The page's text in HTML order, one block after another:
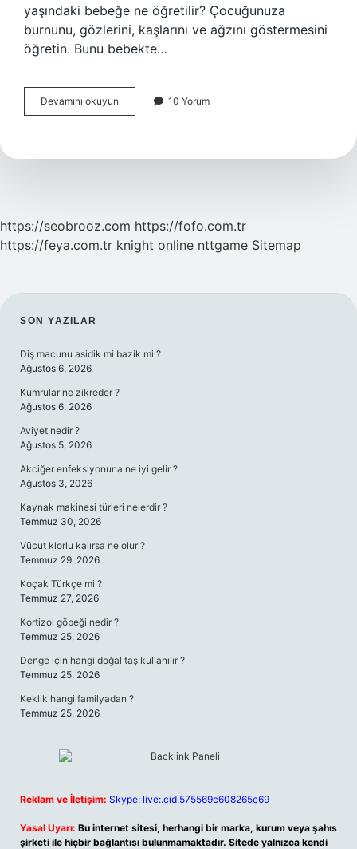
yaşındaki bebeğe ne öğretilir? Çocuğunuza
burnunu, gözlerini, kaşlarını ve ağzını göstermesini
öğretin. Bunu bebekte…
Devamını okuyun
Aylık
Için
10 Yorum
https://seobrooz.com https://fofo.com.tr
https://feya.com.tr knight online nttgame Sitemap
SIDEBAR
SON YAZILAR
Diş macunu asidik mi bazik mi ?
Ağustos 6, 2026
Kumrular ne zikreder ?
Ağustos 6, 2026
Aviyet nedir ?
Ağustos 5, 2026
Akciğer enfeksiyonuna ne iyi gelir ?
Ağustos 3, 2026
Kaynak makinesi türleri nelerdir ?
Temmuz 30, 2026
Vücut klorlu kalırsa ne olur ?
Temmuz 29, 2026
Koçak Türkçe mi ?
Temmuz 27, 2026
Kortizol göbeği nedir ?
Temmuz 25, 2026
Denge için hangi doğal taş kullanılır ?
Temmuz 25, 2026
Keklik hangi familyadan ?
Temmuz 25, 2026
Reklam ve İletişim: Skype: live:.cid.575569c608265c69
Yasal Uyarı: Bu internet sitesi, herhangi bir marka, kurum veya şahıs
şirketi ile hiçbir bağlantısı bulunmamaktadır. Sitede yalnızca kendi